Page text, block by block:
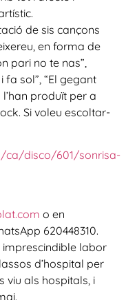
de sis cançons
en forma de
pari no te nas”,
fa sol”, “El gegant
produït per a
Si voleu escoltar-
ca/disco/601/sonrisa-
o en
620448310.
labor
d’hospital per
viu als hospitals, i